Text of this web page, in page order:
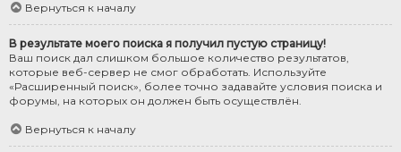
Вернуться к началу
В результате моего поиска я получил пустую страницу!
Ваш поиск дал слишком большое количество результатов,
которые веб-сервер не смог обработать. Используйте
«Расширенный поиск», более точно задавайте условия поиска и
форумы, на которых он должен быть осуществлён.
Вернуться к началу